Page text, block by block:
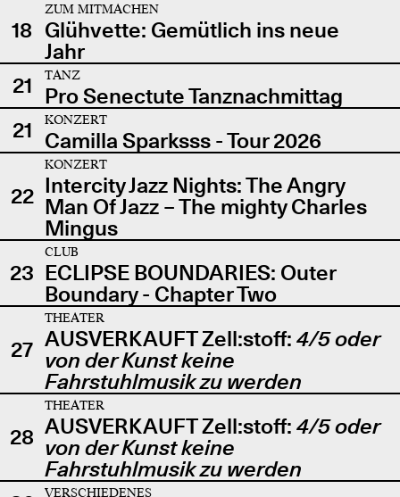
18
ZUM MITMACHEN
Glühvette: Gemütlich ins neue
Jahr
21
TANZ
Pro Senectute Tanznachmittag
21
KONZERT
Camilla Sparksss - Tour 2026
22
KONZERT
Intercity Jazz Nights: The Angry
Man Of Jazz – The mighty Charles
Mingus
23
CLUB
ECLIPSE BOUNDARIES: Outer
Boundary - Chapter Two
27
THEATER
AUSVERKAUFT Zell:stoff: 4/5 oder
von der Kunst keine
Fahrstuhlmusik zu werden
28
THEATER
AUSVERKAUFT Zell:stoff: 4/5 oder
von der Kunst keine
Fahrstuhlmusik zu werden
VERSCHIEDENES